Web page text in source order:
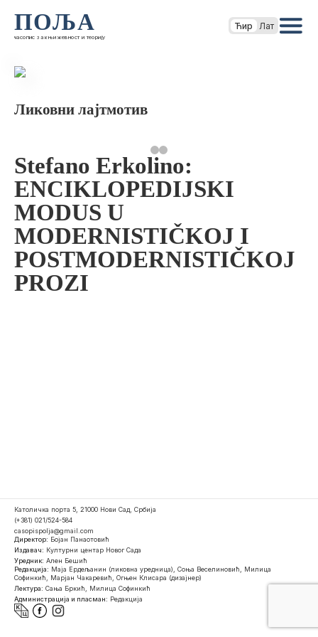
ПОЉА
часопис за књижевност и теорију
Ћир Лат
Ликовни лајтмотив
Stefano Erkolino:
ENCIKLOPEDIJSKI
MODUS U
MODERNISTIČKOJ I
POSTMODERNISTIČKOJ
PROZI
Католичка порта 5, 21000 Нови Сад, Србија
(+381) 021/524-584
casopispolja@gmail.com
Директор: Бојан Панаотовић
Издавач: Културни центар Новог Сада
Уредник: Ален Бешић
Редакција: Маја Ердељанин (ликовна уредница), Соња Веселиновић, Милица
Софинкић, Марјан Чакаревић, Огњен Клисара (дизајнер)
Лектура: Сања Бркић, Милица Софинкић
Администрација и пласман: Редакција